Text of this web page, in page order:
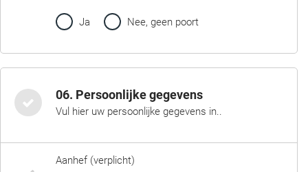
Ja Nee, geen poort
06. Persoonlijke gegevens
Vul hier uw persoonlijke gegevens in..
Aanhef (verplicht)